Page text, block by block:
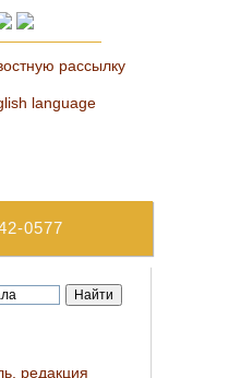
рассылку
language
0577
редакция